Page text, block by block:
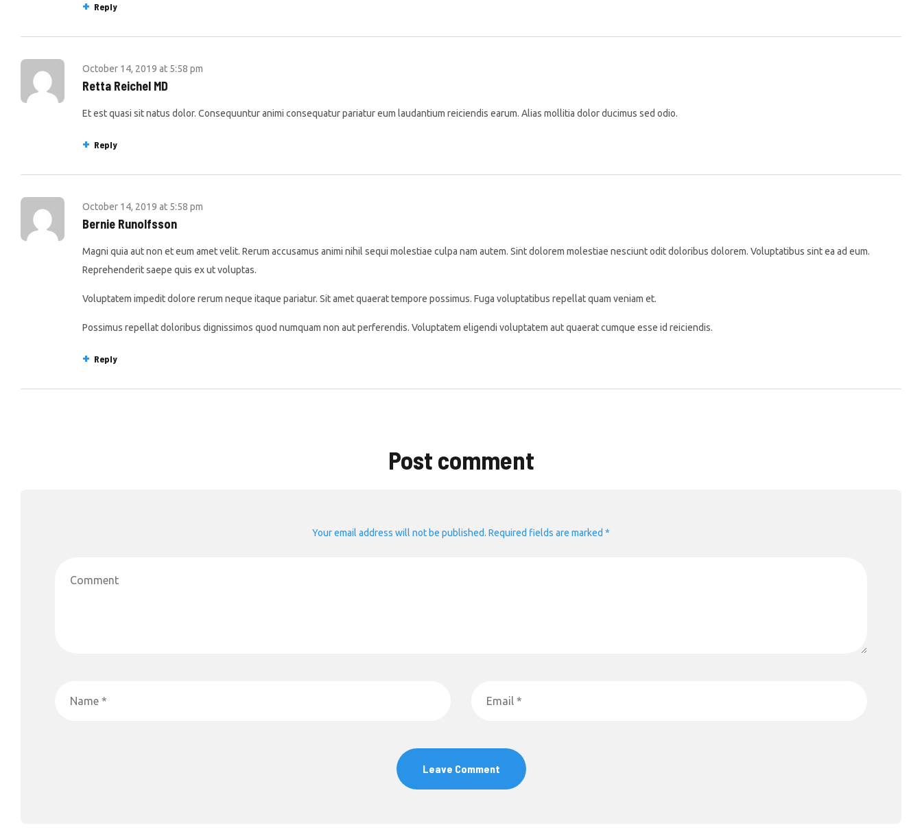
Reply
October 14, 2019 at 5:58 pm
Retta Reichel MD
Et est quasi sit natus dolor. Consequuntur animi consequatur pariatur eum laudantium reiciendis earum. Alias mollitia dolor ducimus sed odio.
Reply
October 14, 2019 at 5:58 pm
Bernie Runolfsson
Magni quia aut non et eum amet velit. Rerum accusamus animi nihil sequi molestiae culpa nam autem. Sint dolorem molestiae nesciunt odit doloribus dolorem. Voluptatibus sint ea ad eum.
Reprehenderit saepe quis ex ut voluptas.
Voluptatem impedit dolore rerum neque itaque pariatur. Sit amet quaerat tempore possimus. Fuga voluptatibus repellat quam veniam et.
Possimus repellat doloribus dignissimos quod numquam non aut perferendis. Voluptatem eligendi voluptatem aut quaerat cumque esse id reiciendis.
Reply
Post comment
Your email address will not be published. Required fields are marked *